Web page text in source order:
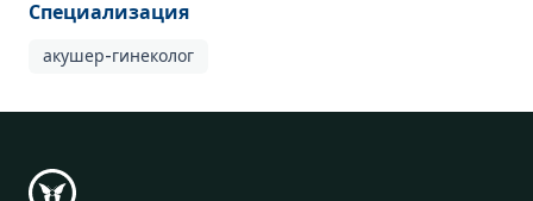
Специализация
акушер-гинеколог